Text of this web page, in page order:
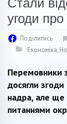
угоди
Поділитись
Економіка,
Перемовники
досягли
надра, але ще
питаннями